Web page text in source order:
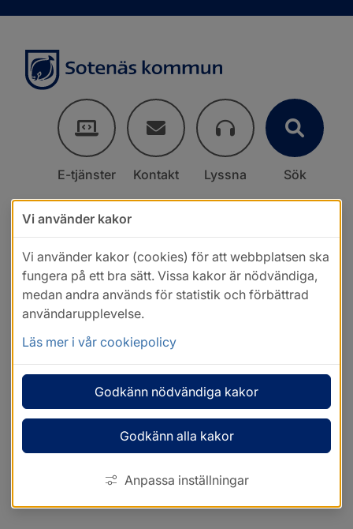
E-tjänster Kontakt Lyssna Sök
Vi använder kakor
Vi använder kakor (cookies) för att webbplatsen ska
fungera på ett bra sätt. Vissa kakor är nödvändiga,
medan andra används för statistik och förbättrad
användarupplevelse.
Läs mer i vår cookiepolicy
Godkänn nödvändiga kakor
Godkänn alla kakor
Anpassa inställningar